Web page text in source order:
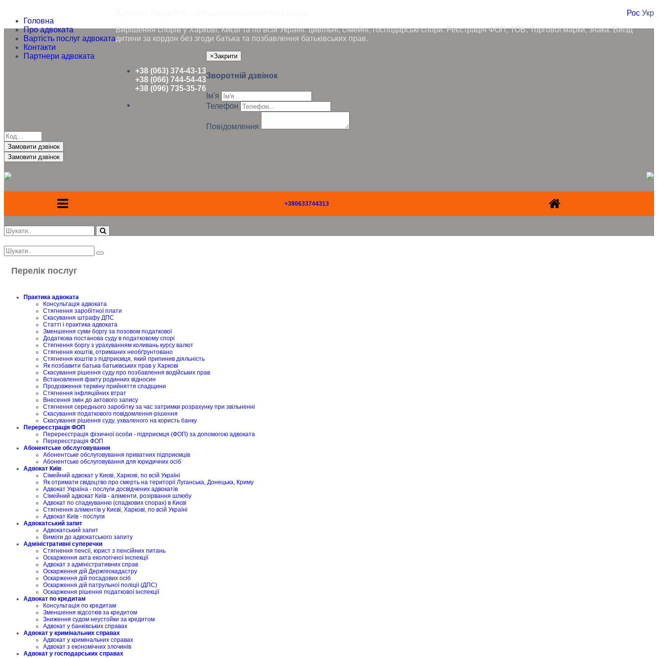
Головна
Про адвоката
Вартість послуг адвоката
Контакти
Партнери адвоката
Рос Укр
Вирішення спорів у Харкові, Києві та по всій Україні: цивільні, сімейні, господарські спори. Реєстрація ФОП, ТОВ, Торгової марки, знака. Виїзд
дитини за кордон без згоди батька та позбавлення батьківських прав.
+38 (063) 374-43-13
+38 (066) 744-54-43
+38 (096) 735-35-76
×Закрити
Зворотній дзвінок
Ім'я
Телефон
Повідомлення
Замовити дзвінок
+380633744313
Перелік послуг
Практика адвоката
Консультація адвоката
Стягнення заробітної плати
Скасування штрафу ДПС
Статті і практика адвоката
Зменшення суми боргу за позовом податкової
Додаткова постанова суду в податковому спорі
Стягнення боргу з урахуванням коливань курсу валют
Стягнення коштів, отриманих необґрунтовано
Стягнення коштів з підприємця, який припинив діяльність
Як позбавити батька батьківських прав у Харкові
Скасування рішення суду про позбавлення водійських прав
Встановлення факту родинних відносин
Продовження терміну прийняття спадщини
Стягнення інфляційних втрат
Внесення змін до актового запису
Стягнення середнього заробітку за час затримки розрахунку при звільненні
Скасування податкового повідомлення-рішення
Скасування рішення суду, ухваленого на користь банку
Перереєстрація ФОП
Перереєстрація фізичної особи - підприємця (ФОП) за допомогою адвоката
Перереєстрація ФОП
Абонентське обслуговування
Абонентське обслуговування приватних підприємців
Абонентське обслуговування для юридичних осіб
Адвокат Київ
Сімейний адвокат у Києві, Харкові, по всій Україні
Як отримати свідоцтво про смерть на території Луганська, Донецька, Криму
Адвокат Україна - послуги досвідчених адвокатів
Сімейний адвокат Київ - аліменти, розірвання шлюбу
Адвокат по спадкуванню (спадкових спорах) в Києві
Стягнення аліментів у Києві, Харкові, по всій Україні
Адвокат Київ - послуги
Адвокатський запит
Адвокатський запит
Вимоги до адвокатського запиту
Адміністративні суперечки
Стягнення пенсії, юрист з пенсійних питань
Оскарження акта екологічної інспекції
Адвокат з адміністративних справ
Оскарження дій Держгеокадастру
Оскарження дій посадових осіб
Оскарження дій патрульної поліції (ДПС)
Оскарження рішення податкової інспекції
Адвокат по кредитам
Консультація по кредитам
Зменшення відсотків за кредитом
Зниження судом неустойки за кредитом
Адвокат у банківських справах
Адвокат у кримінальних справах
Адвокат у кримінальних справах
Адвокат з економічних злочинів
Адвокат у господарських справах